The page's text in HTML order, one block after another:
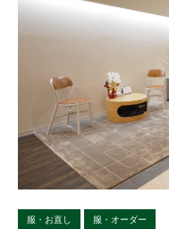
服・お直し 服・オーダー